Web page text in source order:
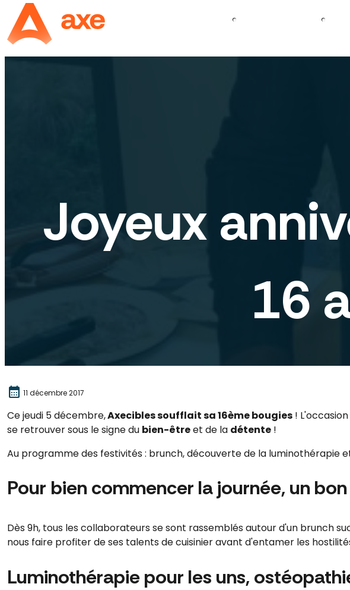
Joyeux
16
calendar_month 11 décembre 2017
Ce jeudi 5 décembre,Axecibles soufflait sa 16ème bougies !
se retrouver sous le signe du bien-êtreet de la détente !
Au programme des festivités : brunch, découverte de la luminothérapie
Pour bien commencer la journée, un
Dès 9h, tous les collaborateurs se sont rassemblés autour d'un brunch
nous faire profiter de ses talents de cuisinier avant d'entamer les
Luminothérapie pour les uns,
Panneau de gestion des cookies